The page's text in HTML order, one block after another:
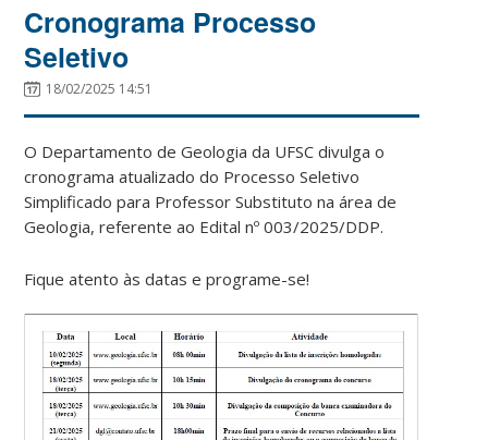
Cronograma Processo
Seletivo
18/02/2025 14:51
O Departamento de Geologia da UFSC divulga o
cronograma atualizado do Processo Seletivo
Simplificado para Professor Substituto na área de
Geologia, referente ao Edital nº 003/2025/DDP.
Fique atento às datas e programe-se!